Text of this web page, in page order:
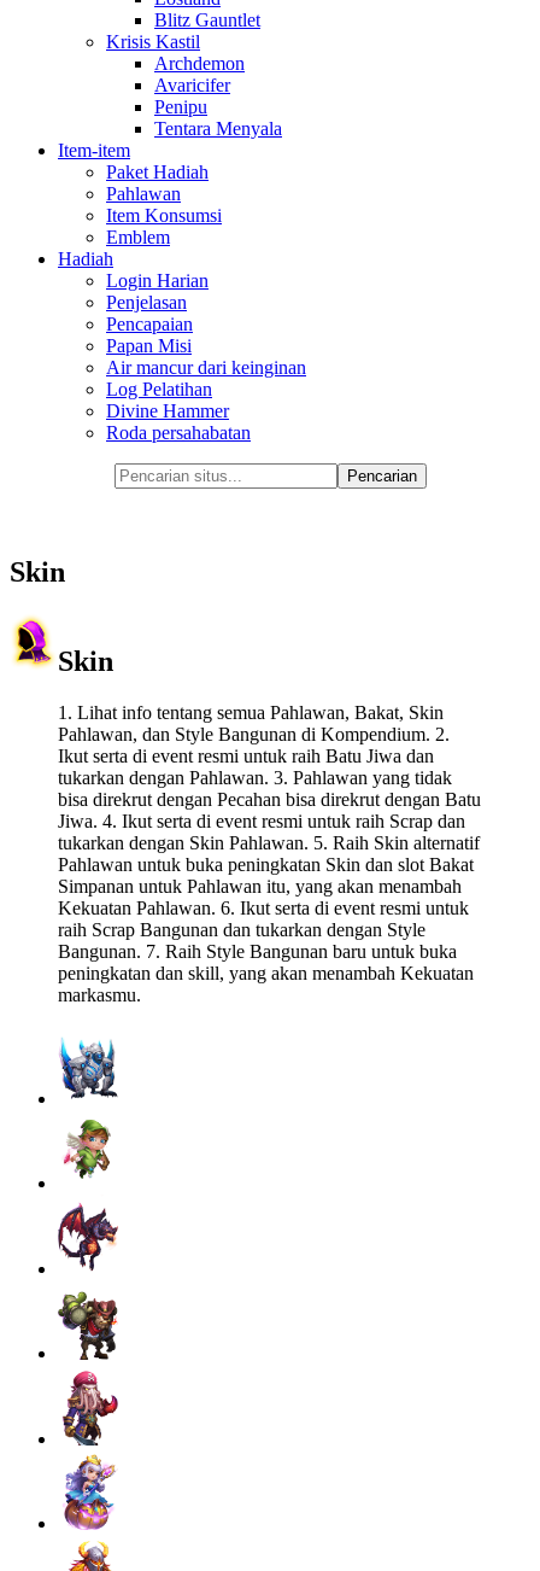
Blitz Gauntlet
Krisis Kastil
Archdemon
Avaricifer
Penipu
Tentara Menyala
Item-item
Paket Hadiah
Pahlawan
Item Konsumsi
Emblem
Hadiah
Login Harian
Penjelasan
Pencapaian
Papan Misi
Air mancur dari keinginan
Log Pelatihan
Divine Hammer
Roda persahabatan
Skin
Skin
1. Lihat info tentang semua Pahlawan, Bakat, Skin
Pahlawan, dan Style Bangunan di Kompendium. 2.
Ikut serta di event resmi untuk raih Batu Jiwa dan
tukarkan dengan Pahlawan. 3. Pahlawan yang tidak
bisa direkrut dengan Pecahan bisa direkrut dengan Batu
Jiwa. 4. Ikut serta di event resmi untuk raih Scrap dan
tukarkan dengan Skin Pahlawan. 5. Raih Skin alternatif
Pahlawan untuk buka peningkatan Skin dan slot Bakat
Simpanan untuk Pahlawan itu, yang akan menambah
Kekuatan Pahlawan. 6. Ikut serta di event resmi untuk
raih Scrap Bangunan dan tukarkan dengan Style
Bangunan. 7. Raih Style Bangunan baru untuk buka
peningkatan dan skill, yang akan menambah Kekuatan
markasmu.